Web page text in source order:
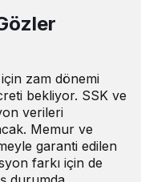
zam dönemi
bekliyor. SSK ve
verileri
Memur ve
garanti edilen
farkı için de